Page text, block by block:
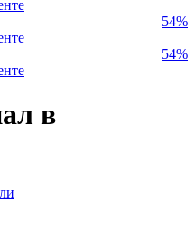
54%
54%
в